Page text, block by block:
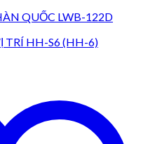
QUỐC LWB-122D